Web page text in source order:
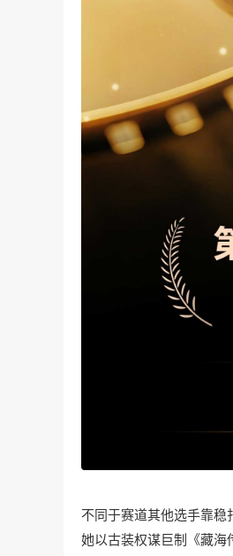
不同于赛道其他选手靠稳
她以古装权谋巨制《藏海